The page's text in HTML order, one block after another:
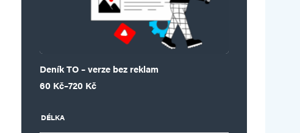
Deník TO – verze bez reklam
60 Kč–720 Kč
Rozpětí cen: 60 Kč až 720 Kč
DÉLKA